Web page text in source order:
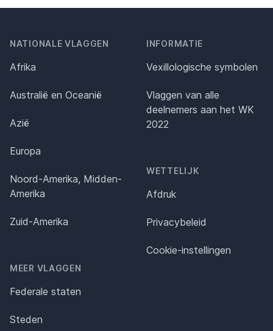
NATIONALE VLAGGEN
Afrika
Australië en Oceanië
Azië
Europa
Noord-Amerika, Midden-
Amerika
Zuid-Amerika
MEER VLAGGEN
Federale staten
Steden
INFORMATIE
Vexillologische symbolen
Vlaggen van alle
deelnemers aan het WK
2022
WETTELIJK
Afdruk
Privacybeleid
Cookie-instellingen